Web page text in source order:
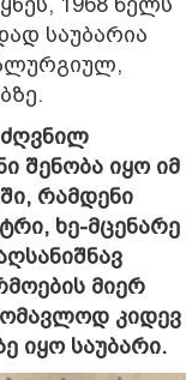
საუბარია
შენობა იყო იმ
რამდენი
ხე-მცენარე
მიერ
კიდევ
იყო საუბარი.